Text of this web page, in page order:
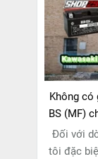
riêng cho
nghệ MF
loại ắc
bảo dưỡng.
Không có
BS (MF)
Đối với
tôi đặc